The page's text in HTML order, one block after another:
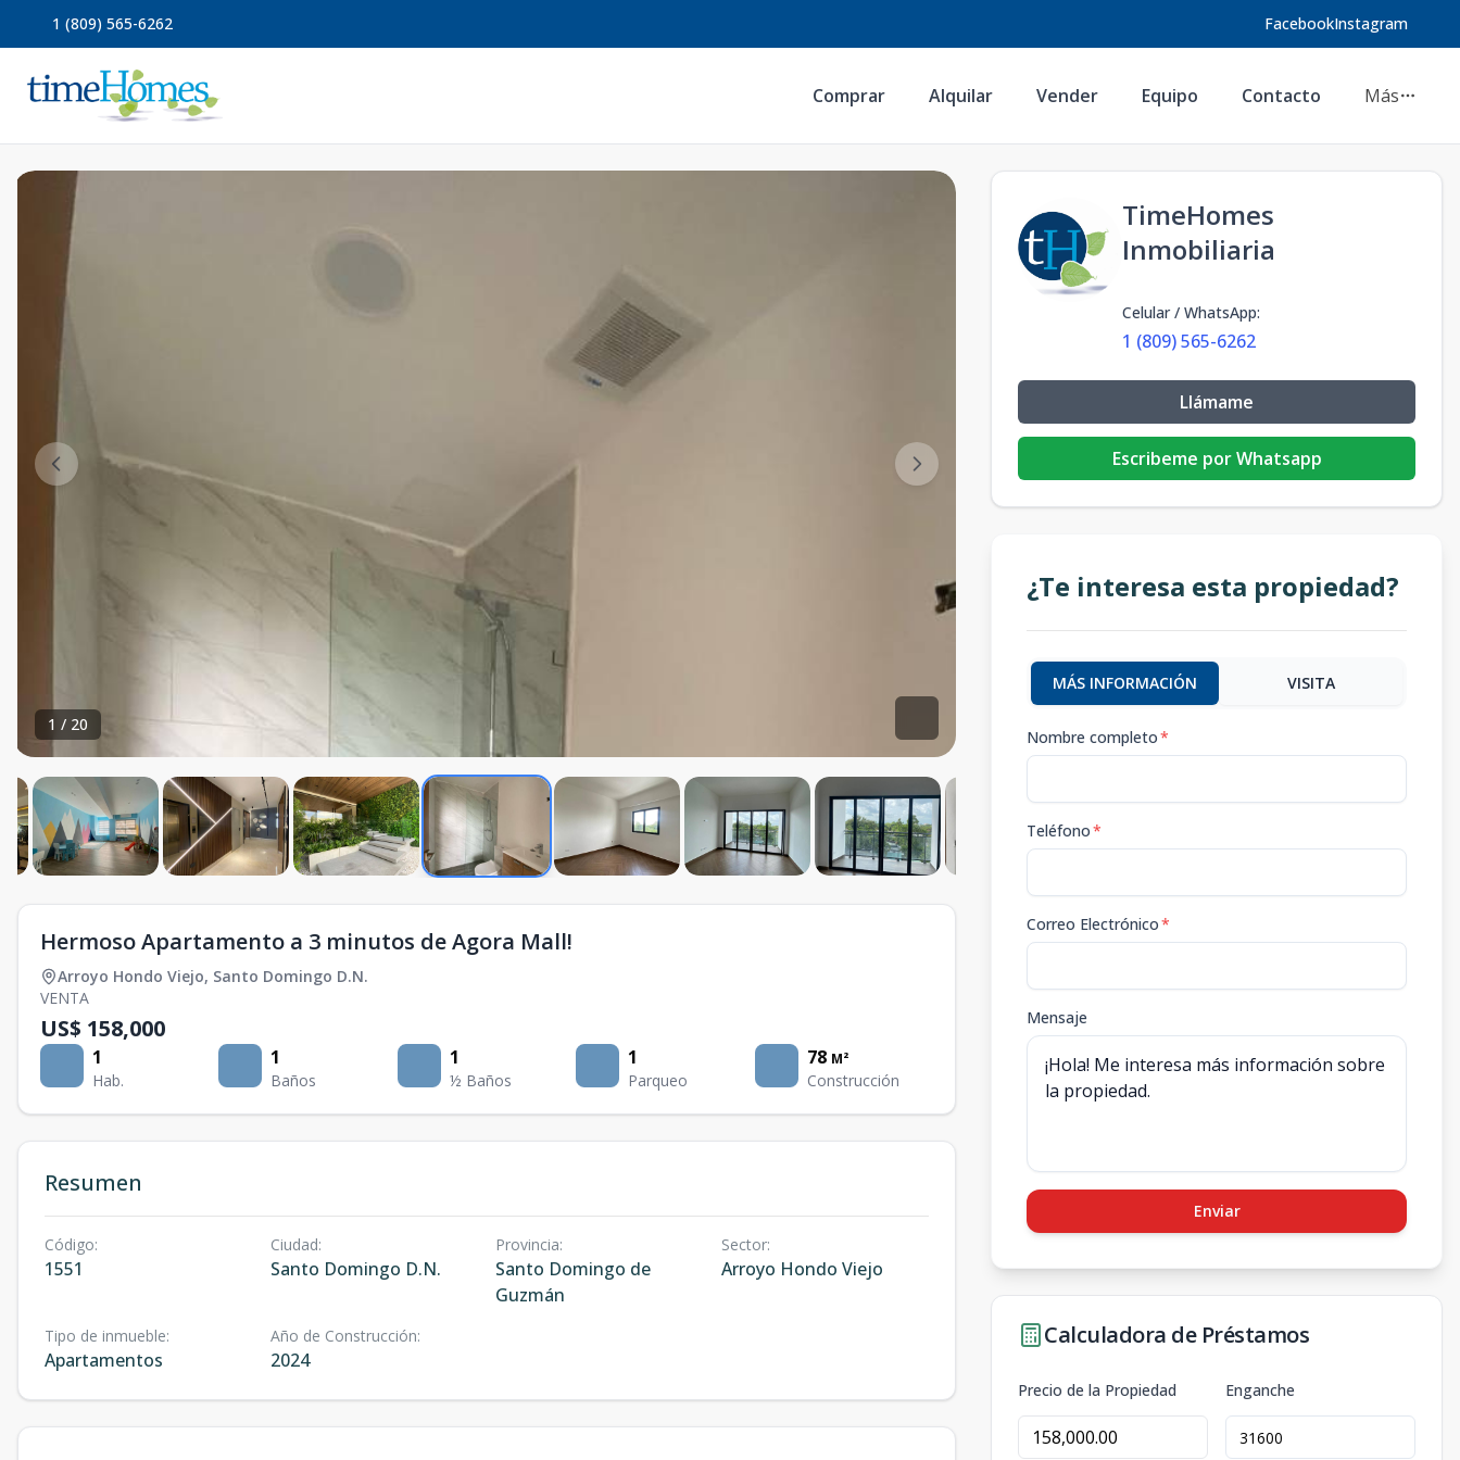
1 (809) 565-6262 FacebookInstagram
Comprar Alquilar Vender Equipo Contacto Más
1 / 20
Hermoso Apartamento a 3 minutos de Agora Mall!
Arroyo Hondo Viejo, Santo Domingo D.N.
VENTA
US$ 158,000
1
Hab.
1
Baños
1
½ Baños
1
Parqueo
78 M²
Construcción
Resumen
Código:
1551
Ciudad:
Santo Domingo D.N.
Provincia:
Santo Domingo de
Guzmán
Sector:
Arroyo Hondo Viejo
Tipo de inmueble:
Apartamentos
Año de Construcción:
2024
TimeHomes
Inmobiliaria
Celular / WhatsApp:
1 (809) 565-6262
Llámame
Escribeme por Whatsapp
¿Te interesa esta propiedad?
MÁS INFORMACIÓN VISITA
Nombre completo*
Teléfono*
Correo Electrónico*
Mensaje
Enviar
Calculadora de Préstamos
Precio de la Propiedad Enganche